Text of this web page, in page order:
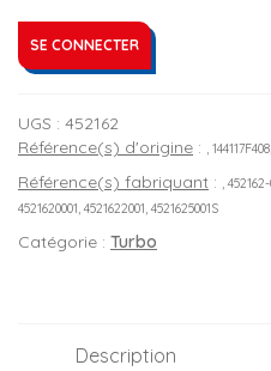
SE CONNECTER
UGS : 452162
Référence(s) d'origine : ,
Référence(s) fabriquant : ,
4521620001, 4521622001, 4521625001S
Catégorie : Turbo
Description